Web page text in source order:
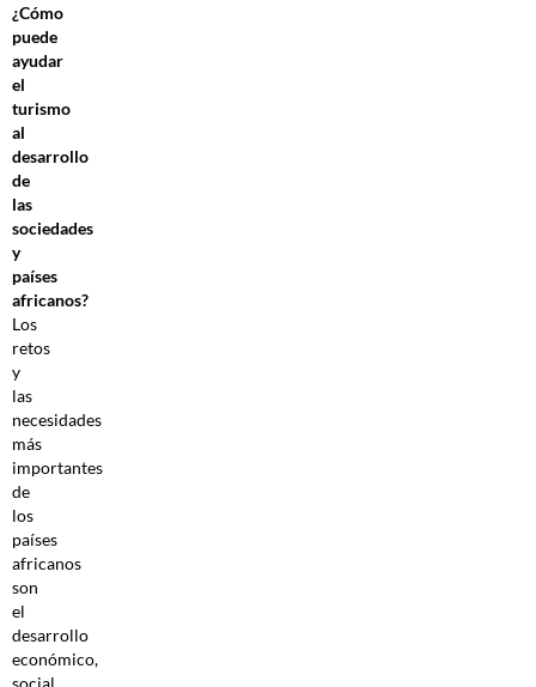
¿Cómo
puede
ayudar
el
turismo
al
desarrollo
de
las
sociedades
y
países
africanos?
Los
retos
y
las
necesidades
más
importantes
de
los
países
africanos
son
el
desarrollo
económico,
social